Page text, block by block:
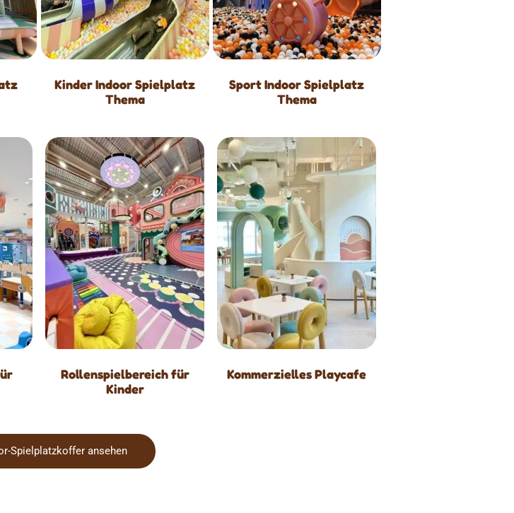
Kinder Indoor Spielplatz
Thema
Sport Indoor Spielplatz
Thema
Rollenspielbereich für
Kinder
Kommerzielles Playcafe
Spielplatzkoffer ansehen